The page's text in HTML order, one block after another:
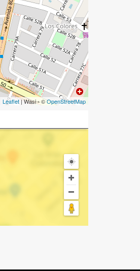
Leaflet| Wasi - ©OpenStreetMap